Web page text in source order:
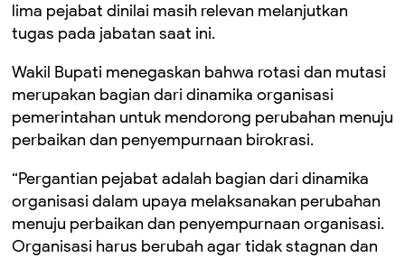
lima pejabat dinilai masih relevan melanjutkan
tugas pada jabatan saat ini.
Wakil Bupati menegaskan bahwa rotasi dan mutasi
merupakan bagian dari dinamika organisasi
pemerintahan untuk mendorong perubahan menuju
perbaikan dan penyempurnaan birokrasi.
“Pergantian pejabat adalah bagian dari dinamika
organisasi dalam upaya melaksanakan perubahan
menuju perbaikan dan penyempurnaan organisasi.
Organisasi harus berubah agar tidak stagnan dan